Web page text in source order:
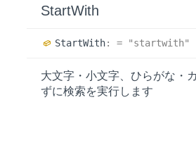
StartWith
StartWith: = "startwith"
大文字・小文字、ひらがな・
ずに検索を実行します